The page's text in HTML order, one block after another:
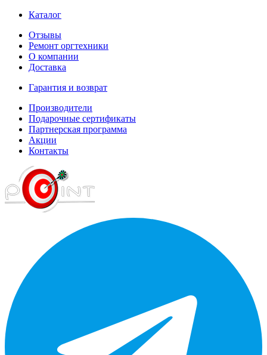
Каталог
Отзывы
Ремонт оргтехники
О компании
Доставка
Гарантия и возврат
Производители
Подарочные сертификаты
Партнерская программа
Акции
Контакты